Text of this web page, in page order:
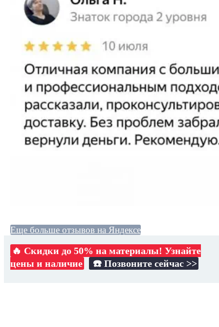
Еще больше отзывов на Яндексе
🔥 Скидки до 50% на материалы! Узнайте
цены и наличие
☎️ Позвоните сейчас >>